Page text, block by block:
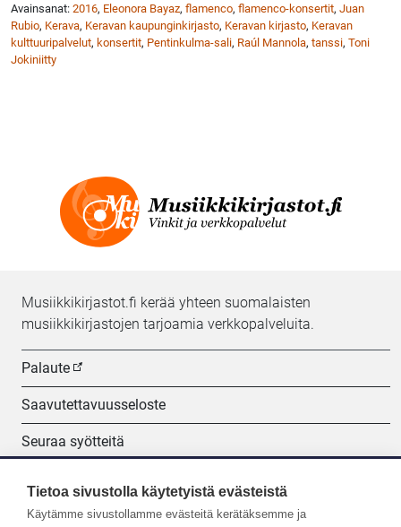
Avainsanat: 2016, Eleonora Bayaz, flamenco, flamenco-konsertit, Juan
Rubio, Kerava, Keravan kaupunginkirjasto, Keravan kirjasto, Keravan
kulttuuripalvelut, konsertit, Pentinkulma-sali, Raúl Mannola, tanssi, Toni
Jokiniitty
Musiikkikirjastot.fi kerää yhteen suomalaisten
musiikkikirjastojen tarjoamia verkkopalveluita.
Palaute
Saavutettavuusseloste
Seuraa syötteitä
Tietoa sivustolla käytetyistä evästeistä
Käytämme sivustollamme evästeitä kerätäksemme ja